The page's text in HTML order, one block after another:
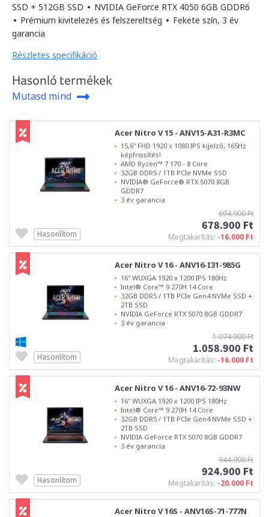
SSD + 512GB SSD • NVIDIA GeForce RTX 4050 6GB GDDR6
• Prémium kivitelezés és felszereltség • Fekete szín, 3 év
garancia
Részletes specifikáció
Hasonló termékek
Mutasd mind
Acer Nitro V 15 - ANV15-A31-R3MC
15,6" FHD 1920 x 1080 IPS kijelző, 165Hz
képfrissítés!
AMD Ryzen™ 7 170 - 8 Core
32GB DDR5 / 1TB PCIe NVMe SSD
NVIDIA® GeForce® RTX 5070 8GB
GDDR7
3 év garancia
694.900 Ft
678.900 Ft
Megtakarítás: -16.000 Ft
Hasonlítom
Acer Nitro V 16 - ANV16-I31-985G
16" WUXGA 1920 x 1200 IPS 180Hz
Intel® Core™ 9 270H 14 Core
32GB DDR5 / 1TB PCIe Gen4 NVMe SSD +
2TB SSD
NVIDIA GeForce RTX 5070 8GB GDDR7
3 év garancia
1.074.900 Ft
1.058.900 Ft
Megtakarítás: -16.000 Ft
Hasonlítom
Acer Nitro V 16 - ANV16-72-93NW
16" WUXGA 1920 x 1200 IPS 180Hz
Intel® Core™ 9 270H 14 Core
32GB DDR5 / 1TB PCIe Gen4 NVMe SSD +
2TB SSD
NVIDIA GeForce RTX 5070 8GB GDDR7
3 év garancia
944.900 Ft
924.900 Ft
Megtakarítás: -20.000 Ft
Hasonlítom
Acer Nitro V 16S - ANV16S-71-777N